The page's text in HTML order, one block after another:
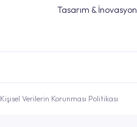
Tasarım & İnovasyon
Kişisel Verilerin Korunması Politikası